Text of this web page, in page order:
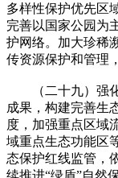
多样性保护优先区
完善以国家公园为
护网络。加大珍稀
传资源保护和管理
（二十九）强化
成果，构建完善生
度，加强重点区域
域重点生态功能区
态保护红线监管，
续推进“绿盾”自然